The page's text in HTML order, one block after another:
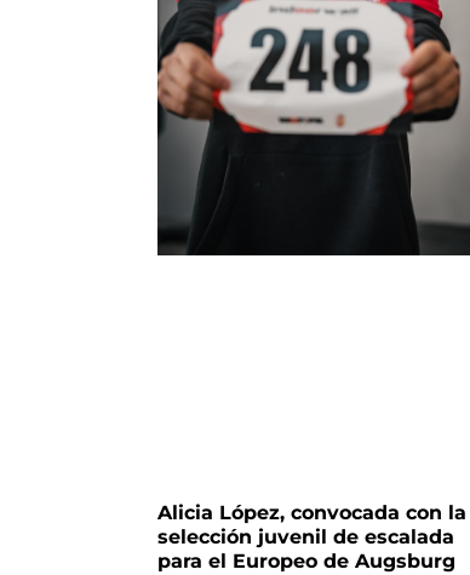
Alicia López, convocada con la
selección juvenil de escalada
para el Europeo de Augsburg